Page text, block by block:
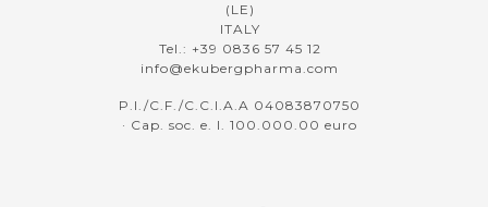
(LE)
ITALY
Tel.: +39 0836 57 45 12
info@ekubergpharma.com
P.I./C.F./C.C.I.A.A 04083870750
· Cap. soc. e. l. 100.000.00 euro